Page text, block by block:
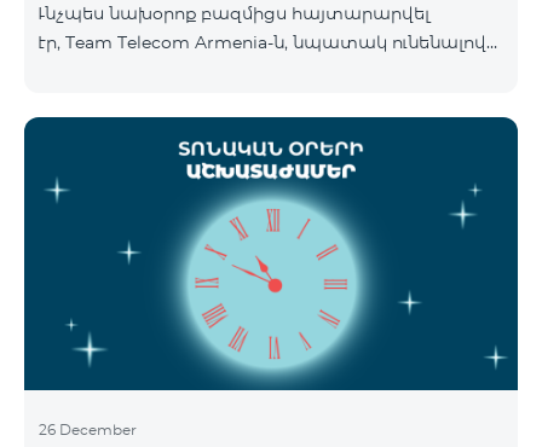
Ւնչպես նախօրոք բազմիցս հայտարարվել
էր, Team Telecom Armenia-ն, նպատակ ունենալով
կունենա փուլային տարբերակով: Առաջին փուլով
ցանցը կանջատվի Տավուշի և Լոռու մարզերում՝
2026թ.-ի հունվարի 15-ից: Ծառայությունների
անխափան հասանելությունն ապահովելու
նպատակով շարունակում է գործել հատուկ
առաջարկ, որը հնարավորություն է ընձեռում ձեռք
բերել նոր տեխնոլոգիաներով աշխատող բջջային
հեռախոսնե
26 December